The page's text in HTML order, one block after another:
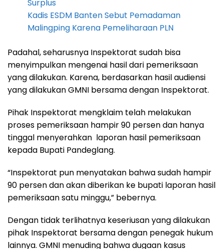
Surplus
Kadis ESDM Banten Sebut Pemadaman
Malingping Karena Pemeliharaan PLN
Padahal, seharusnya Inspektorat sudah bisa
menyimpulkan mengenai hasil dari pemeriksaan
yang dilakukan. Karena, berdasarkan hasil audiensi
yang dilakukan GMNI bersama dengan Inspektorat.
Pihak Inspektorat mengklaim telah melakukan
proses pemeriksaan hampir 90 persen dan hanya
tinggal menyerahkan laporan hasil pemeriksaan
kepada Bupati Pandeglang.
“Inspektorat pun menyatakan bahwa sudah hampir
90 persen dan akan diberikan ke bupati laporan hasil
pemeriksaan satu minggu,” bebernya.
Dengan tidak terlihatnya keseriusan yang dilakukan
pihak Inspektorat bersama dengan penegak hukum
lainnya. GMNI menuding bahwa dugaan kasus